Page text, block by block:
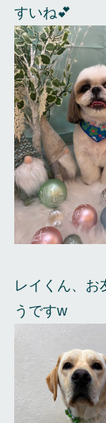
すいね💕
レイくん、お
うですw